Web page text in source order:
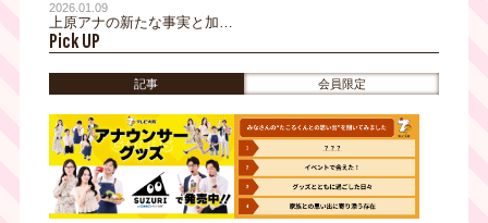
2026.01.09
上原アナの新たな事実と加守
アナの切実な？願いが明らか
に～TVOアナ2026年書き初
め その①～
Pick UP
記事 会員限定